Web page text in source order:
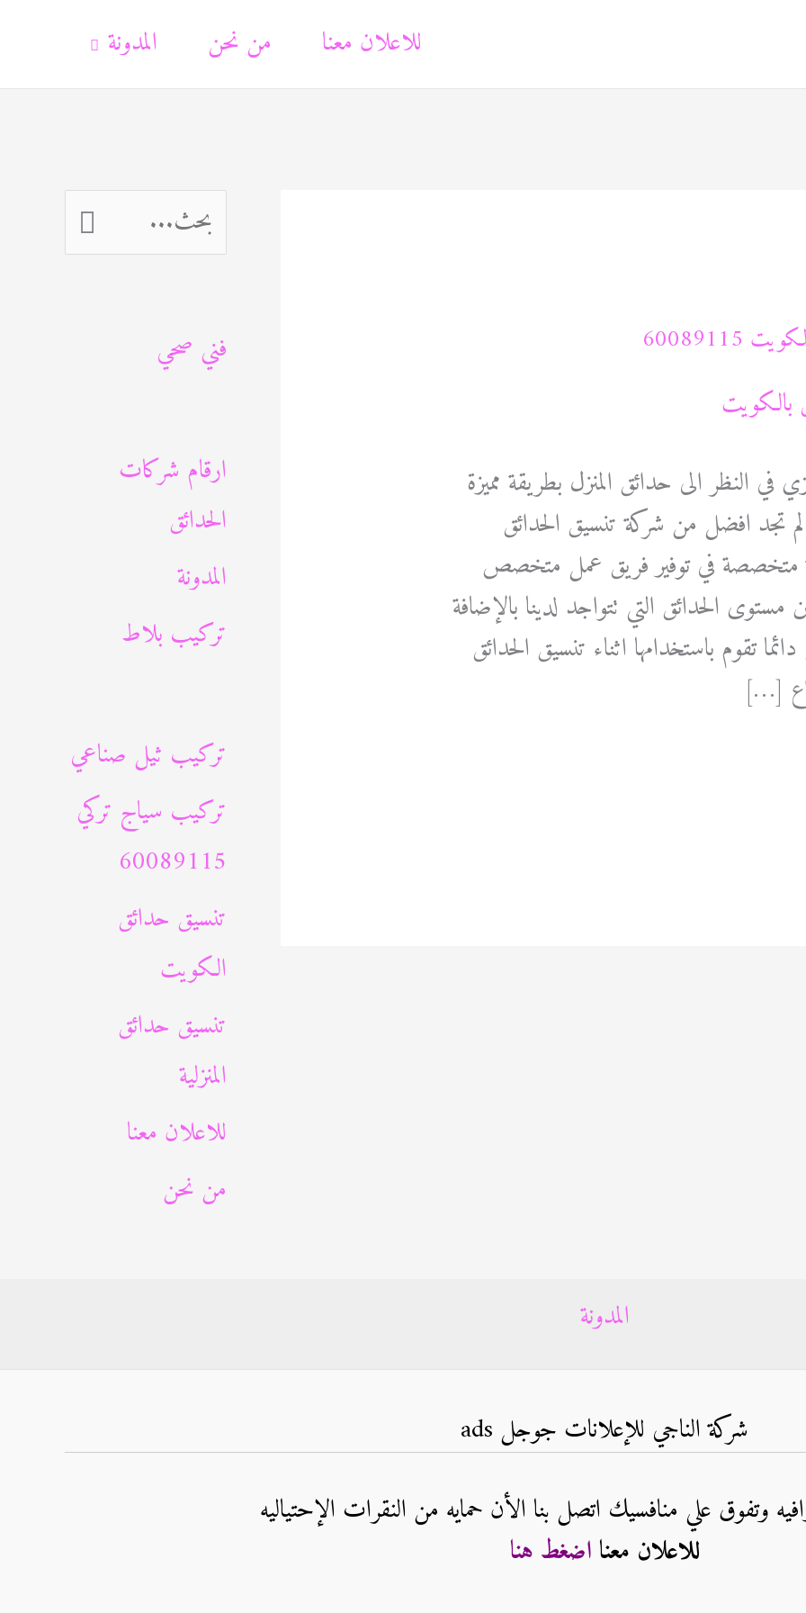
للاعلان معنا من نحن المدونة
النظر الى حدائق المنزل بطريقة مميزة
تجد افضل من شركة تنسيق الحدائق
متخصصة في توفير فريق عمل متخصص
الحدائق التي تتواجد لدينا بالإضافة
تقوم باستخدامها اثناء تنسيق الحدائق
[…]
ل
ح
ع
ن
:
فني صحي
ارقام شركات
الحدائق
المدونة
تركيب بلاط
تركيب ثيل صناعي
تركيب سياج تركي
60089115
تنسيق حدائق
الكويت
تنسيق حدائق
المنزلية
للاعلان معنا
من نحن
المدونة
شركة الناجي للإعلانات جوجل ads
وتفوق علي منافسيك اتصل بنا الأن حمايه من النقرات الإحتياليه
للاعلان معنا اضغط هنا